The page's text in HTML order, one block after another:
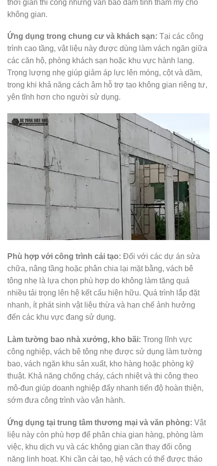
thời gian thi công nhưng vẫn bảo đảm tính thẩm mỹ cho
không gian.
Ứng dụng trong chung cư và khách sạn: Tại các công
trình cao tầng, vật liệu này được dùng làm vách ngăn giữa
các căn hộ, phòng khách sạn hoặc khu vực hành lang.
Trọng lượng nhẹ giúp giảm áp lực lên móng, cột và dầm,
trong khi khả năng cách âm hỗ trợ tạo không gian riêng tư,
yên tĩnh hơn cho người sử dụng.
Phù hợp với công trình cải tạo: Đối với các dự án sửa
chữa, nâng tầng hoặc phân chia lại mặt bằng, vách bê
tông nhẹ là lựa chọn phù hợp do không làm tăng quá
nhiều tải trọng lên hệ kết cấu hiện hữu. Quá trình lắp đặt
nhanh, ít phát sinh vật liệu thừa và hạn chế ảnh hưởng
đến các khu vực đang sử dụng.
Làm tường bao nhà xưởng, kho bãi: Trong lĩnh vực
công nghiệp, vách bê tông nhẹ được sử dụng làm tường
bao, vách ngăn khu sản xuất, kho hàng hoặc phòng kỹ
thuật. Khả năng chống cháy, cách nhiệt và thi công theo
mô-đun giúp doanh nghiệp đẩy nhanh tiến độ hoàn thiện,
sớm đưa công trình vào vận hành.
Ứng dụng tại trung tâm thương mại và văn phòng: Vật
liệu này còn phù hợp để phân chia gian hàng, phòng làm
việc, khu dịch vụ và các không gian cần thay đổi công
năng linh hoạt. Khi cần cải tạo, hệ vách có thể được tháo